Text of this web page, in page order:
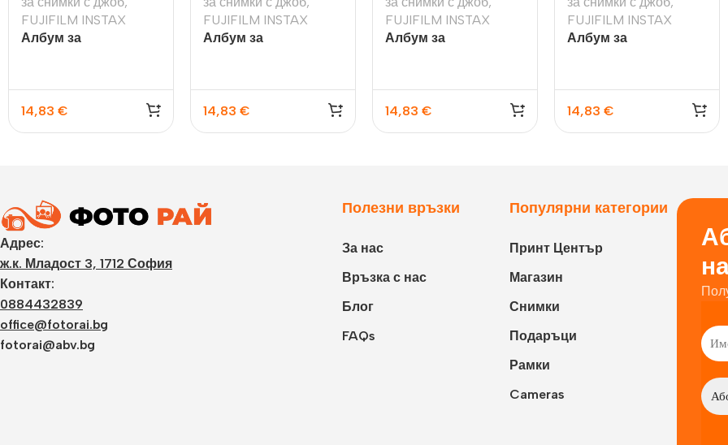
FUJIFILM INSTAX
Албум за
Laporta, Blossom Pink
14,83 €
FUJIFILM INSTAX
Албум за
Laporta, Clay White
14,83 €
FUJIFILM INSTAX
Албум за
Laporta, Mint Green
14,83 €
FUJIFILM INSTAX
Албум за
Laporta, Pastel Blue
14,83 €
Адрес:
ж.к. Младост 3, 1712 София
Контакт:
0884432839
office@fotorai.bg
fotorai@abv.bg
Полезни връзки
За нас
Връзка с нас
Блог
FAQs
Популярни категории
Принт Център
Магазин
Снимки
Подаръци
Рамки
Cameras